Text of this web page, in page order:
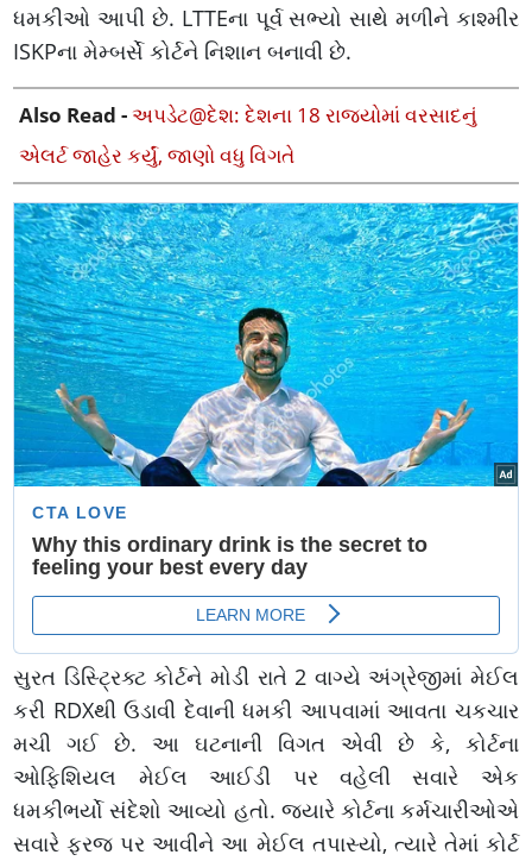
ધમકીઓ આપી છે. LTTEના પૂર્વ સભ્યો સાથે મળીને કાશ્મીર
ISKPના મેમ્બર્સે કોર્ટને નિશાન બનાવી છે.
Also Read -અપડેટ@દેશ: દેશના 18 રાજ્યોમાં વરસાદનું
એલર્ટ જાહેર કર્યું, જાણો વધુ વિગતે
સુરત ડિસ્ટ્રિક્ટ કોર્ટને મોડી રાતે 2 વાગ્યે અંગ્રેજીમાં મેઈલ
કરી RDXથી ઉડાવી દેવાની ધમકી આપવામાં આવતા ચકચાર
મચી ગઈ છે. આ ઘટનાની વિગત એવી છે કે, કોર્ટના
ઓફિશિયલ મેઈલ આઈડી પર વહેલી સવારે એક
ધમકીભર્યો સંદેશો આવ્યો હતો. જ્યારે કોર્ટના કર્મચારીઓએ
સવારે ફરજ પર આવીને આ મેઈલ તપાસ્યો, ત્યારે તેમાં કોર્ટ